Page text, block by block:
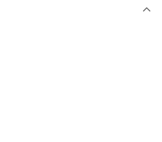
，再付款。
程】
先享後付」後，將跳轉至「AFTEE先享後付」
繳費通知簡訊。
內，點擊此簡訊中的連結，可透過四大超商／
行付款，方視為交易完成。
先享後付 」之結帳頁面顯示為準，若有關於
退款等相關疑問，請聯繫「AFTEE先享後付
含以上)免運費
含以上)免運費
含以上)免運費